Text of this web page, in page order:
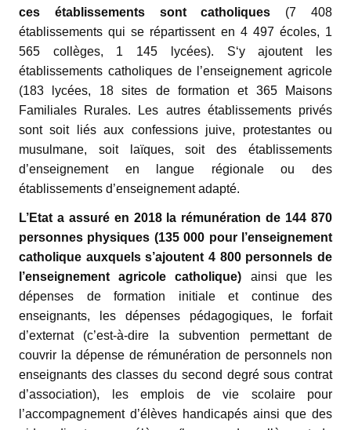
ces établissements sont catholiques (7 408
établissements qui se répartissent en 4 497 écoles, 1
565 collèges, 1 145 lycées). S‘y ajoutent les
établissements catholiques de l’enseignement agricole
(183 lycées, 18 sites de formation et 365 Maisons
Familiales Rurales. Les autres établissements privés
sont soit liés aux confessions juive, protestantes ou
musulmane, soit laïques, soit des établissements
d’enseignement en langue régionale ou des
établissements d’enseignement adapté.
L’Etat a assuré en 2018 la rémunération de 144 870
personnes physiques (135 000 pour l’enseignement
catholique auxquels s’ajoutent 4 800 personnels de
l’enseignement agricole catholique) ainsi que
les
dépenses de formation initiale et continue des
enseignants, les dépenses pédagogiques, le forfait
d’externat (c’est-à-dire la subvention permettant de
couvrir la dépense de rémunération de personnels non
enseignants des classes du second degré sous contrat
d’association), les emplois de vie scolaire pour
l’accompagnement d’élèves handicapés ainsi que des